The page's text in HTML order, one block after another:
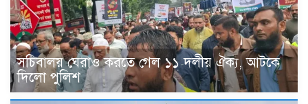
সচিবালয় ঘেরাও করতে গেল ১১ দলীয় ঐক্য, আটকে
দিলো পুলিশ